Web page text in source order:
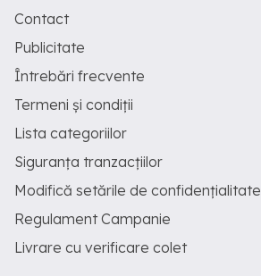
Contact
Publicitate
Întrebări frecvente
Termeni și condiții
Lista categoriilor
Siguranța tranzacțiilor
Modifică setările de confidențialitate
Regulament Campanie
Livrare cu verificare colet